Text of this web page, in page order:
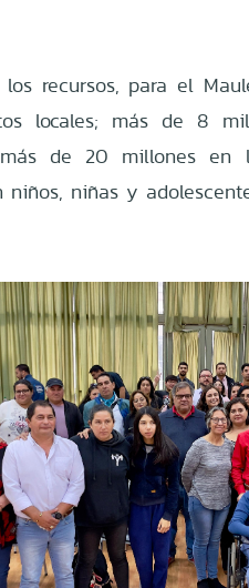
recursos, para el
locales; más de 8
de 20 millones en
niños, niñas y